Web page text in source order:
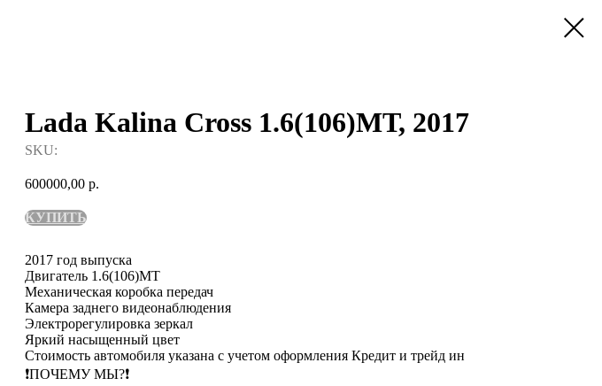
Lada Kalina Cross 1.6(106)МТ, 2017
SKU:
600000,00 р.
КУПИТЬ
2017 год выпуска
Двигатель 1.6(106)МТ
Механическая коробка передач
Камера заднего видеонаблюдения
Электрорегулировка зеркал
Яркий насыщенный цвет
Стоимость автомобиля указана с учетом оформления Кредит и трейд ин
❗️ПОЧЕМУ МЫ?❗️